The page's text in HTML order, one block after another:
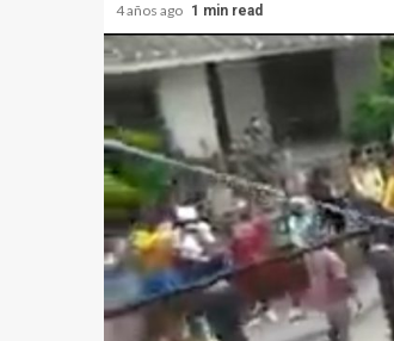
4 años ago 1 min read